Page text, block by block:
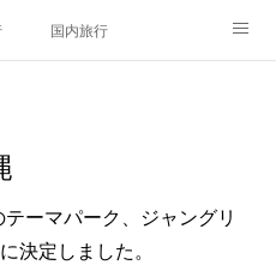
国内旅行
ーマパーク、ジャングリ
決定しました。